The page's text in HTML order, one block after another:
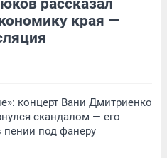
края —
концерт Вани Дмитриенко
скандалом — его
пении под фанеру